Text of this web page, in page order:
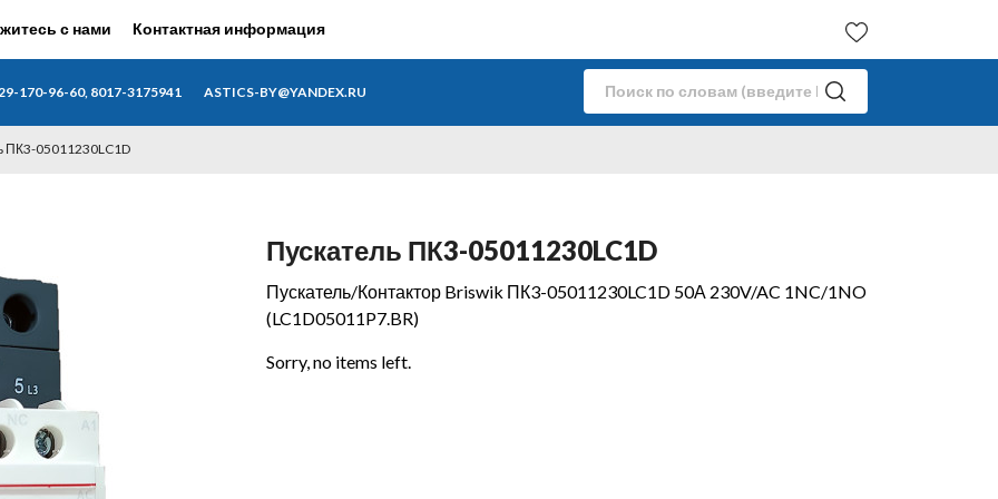
с нами Контактная информация
170-96-60, 8017-3175941 ASTICS-BY@YANDEX.RU
ПК3-05011230LC1D
Пускатель ПК3-05011230LC1D
Пускатель/Контактор Briswik ПК3-05011230LC1D 50А 230V/AC 1NC/1NO
(LC1D05011P7.BR)
Sorry, no items left.